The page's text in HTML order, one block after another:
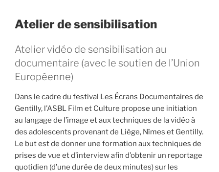
Atelier de sensibilisation
Atelier vidéo de sensibilisation au
documentaire (avec le soutien de l’Union
Européenne)
Dans le cadre du festival Les Écrans Documentaires de
Gentilly, l’ASBL Film et Culture propose une initiation
au langage de l’image et aux techniques de la vidéo à
des adolescents provenant de Liège, Nîmes et Gentilly.
Le but est de donner une formation aux techniques de
prises de vue et d’interview afin d’obtenir un reportage
quotidien (d’une durée de deux minutes) sur les